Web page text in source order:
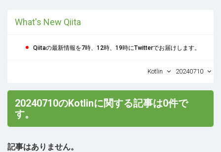
What's New Qiita
Qiitaの最新情報を7時、12時、19時にTwitterでお届けします。
Kotlin 20240710
20240710のKotlinに関する記事は0件で
す。
記事はありません。